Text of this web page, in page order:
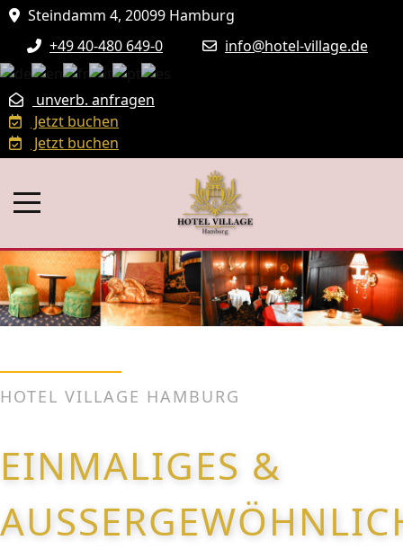
Steindamm 4, 20099 Hamburg
+49 40-480 649-0
info@hotel-village.de
unverb. anfragen
Jetzt buchen
Jetzt buchen
HOTEL VILLAGE HAMBURG
EINMALIGES &